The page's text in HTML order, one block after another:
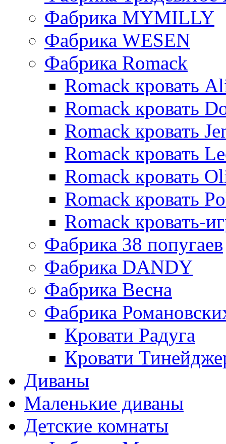
Фабрика MYMILLY
Фабрика WESEN
Фабрика Romack
Romack кровать
Romack кровать
Romack кровать
Romack кровать
Romack кровать
Romack кровать
Romack кровать-
Фабрика 38 попугаев
Фабрика DАNDY
Фабрика Весна
Фабрика
Кровати Радуга
Кровати
Диваны
Маленькие диваны
Детские комнаты